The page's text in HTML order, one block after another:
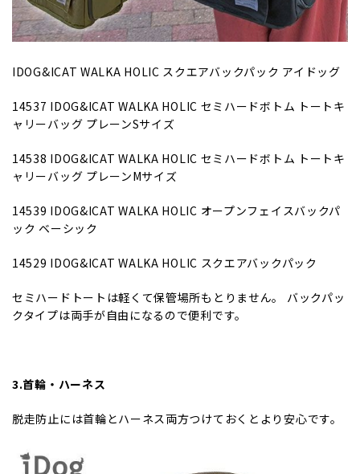
IDOG&ICAT WALKA HOLIC スクエアバックパック アイドッグ
14537 IDOG&ICAT WALKA HOLIC セミハードボトム トートキ
ャリーバッグ プレーンSサイズ
14538 IDOG&ICAT WALKA HOLIC セミハードボトム トートキ
ャリーバッグ プレーンMサイズ
14539 IDOG&ICAT WALKA HOLIC オープンフェイスバックパ
ック ベーシック
14529 IDOG&ICAT WALKA HOLIC スクエアバックパック
セミハードトートは軽くて保管場所もとりません。 バックパッ
クタイプは両手が自由になるので便利です。
3.首輪・ハーネス
脱走防止には首輪とハーネス両方つけておくとより安心です。